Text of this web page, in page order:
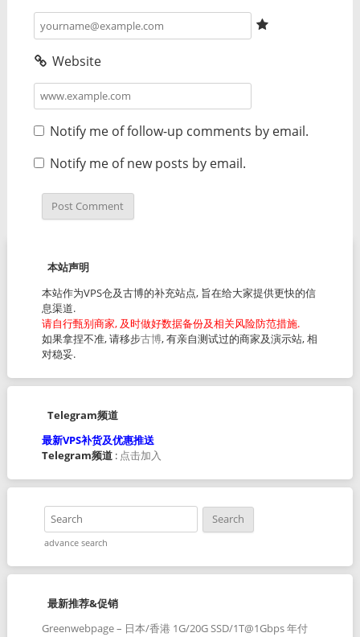
Website
Notify me of follow-up comments by email.
Notify me of new posts by email.
本站声明
本站作为VPS仓及古博的补充站点, 旨在给大家提供更快的信
息渠道.
请自行甄别商家, 及时做好数据备份及相关风险防范措施.
如果拿捏不准, 请移步古博, 有亲自测试过的商家及演示站, 相
对稳妥.
Telegram频道
最新VPS补货及优惠推送
Telegram频道: 点击加入
advance search
最新推荐&促销
Greenwebpage – 日本/香港 1G/20G SSD/1T@1Gbps 年付